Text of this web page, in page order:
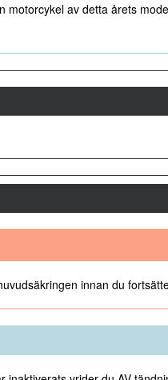
av detta årets
innan du